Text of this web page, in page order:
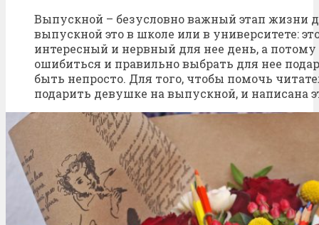
Выпускной – безусловно важный этап жизни
выпускной это в школе или в университете:
интересный и нервный для нее день, а
ошибиться и правильно выбрать для нее
быть непросто. Для того, чтобы помочь
подарить девушке на выпускной, и написана